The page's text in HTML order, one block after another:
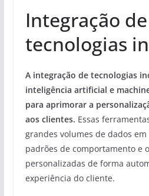
Integração de
tecnologias
A integração de tecnologias
inteligência artificial e
para aprimorar a
aos clientes. Essas
grandes volumes de dados
padrões de comportamento e
personalizadas de forma
experiência do cliente.